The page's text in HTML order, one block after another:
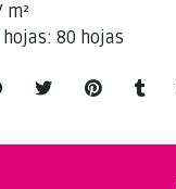
m²
80 hojas